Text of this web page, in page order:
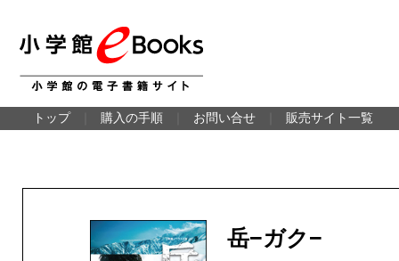
トップ 購入の手順 お問い合せ 販売サイト一覧
岳−ガク−